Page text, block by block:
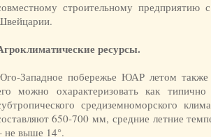
строительному
ресурсы.
Западное побережье ЮАР летом также
можно охарактеризовать как типично
средиземноморского
650-700 мм, средние летние
не выше 14°.